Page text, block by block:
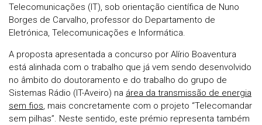
Telecomunicações (IT), sob orientação científica de Nuno
Borges de Carvalho, professor do Departamento de
Eletrónica, Telecomunicações e Informática.
A proposta apresentada a concurso por Alírio Boaventura
está alinhada com o trabalho que já vem sendo desenvolvido
no âmbito do doutoramento e do trabalho do grupo de
Sistemas Rádio (IT-Aveiro) na área da transmissão de energia
sem fios , mais concretamente com o projeto “Telecomandar
sem pilhas”. Neste sentido, este prémio representa também